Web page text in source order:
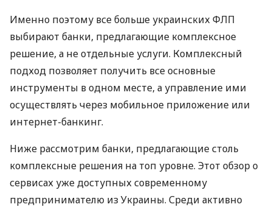
Именно поэтому все больше украинских ФЛП
выбирают банки, предлагающие комплексное
решение, а не отдельные услуги. Комплексный
подход позволяет получить все основные
инструменты в одном месте, а управление ими
осуществлять через мобильное приложение или
интернет-банкинг.
Ниже рассмотрим банки, предлагающие столь
комплексные решения на топ уровне. Этот обзор о
сервисах уже доступных современному
предпринимателю из Украины. Среди активно